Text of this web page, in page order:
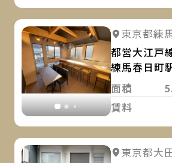
詳細を見る
東京都練
都営大江戸
練馬春日町
面積
賃料
詳細を見る
東京都大